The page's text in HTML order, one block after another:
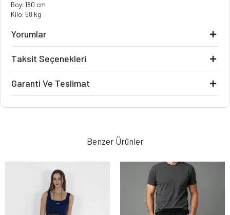
Boy: 180 cm
Kilo: 58 kg
Yorumlar
Taksit Seçenekleri
Garanti Ve Teslimat
Benzer Ürünler